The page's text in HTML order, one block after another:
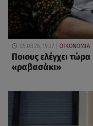
05.08.26, 19:37 ΟΙΚΟΝΟΜΙΑ
Ποιους ελέγχει
«ραβασάκι»